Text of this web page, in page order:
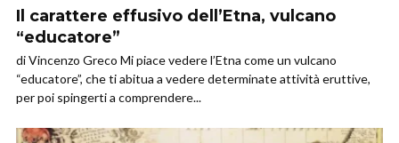
Il carattere effusivo dell’Etna, vulcano
“educatore”
di Vincenzo Greco Mi piace vedere l’Etna come un vulcano
“educatore”, che ti abitua a vedere determinate attività eruttive,
per poi spingerti a comprendere...